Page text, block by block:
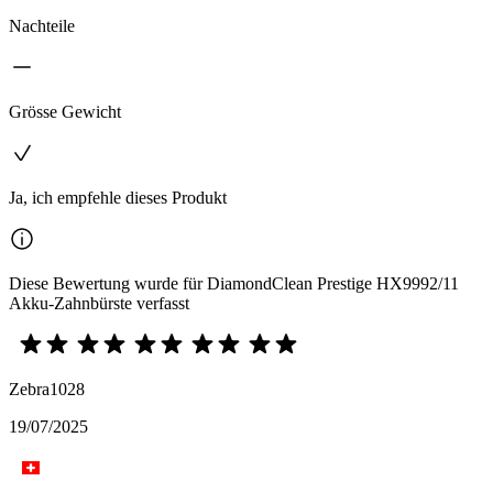
Nachteile
Grösse Gewicht
Ja, ich empfehle dieses Produkt
Diese Bewertung wurde für DiamondClean Prestige HX9992/11
Akku-Zahnbürste verfasst
Zebra1028
19/07/2025